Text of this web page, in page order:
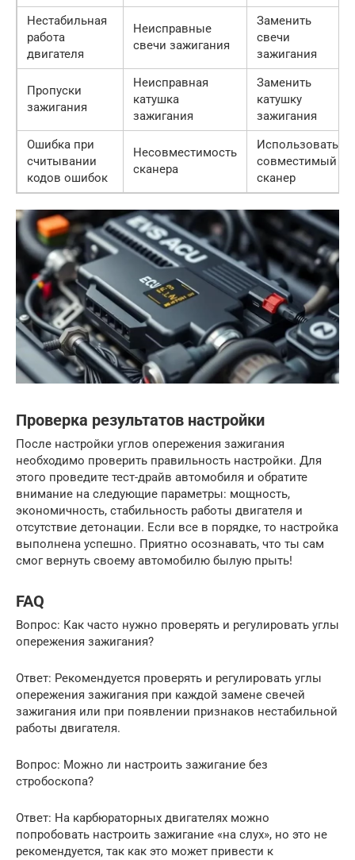
Нестабильная
работа
двигателя
Неисправные
свечи зажигания
Заменить
свечи
зажигания
Пропуски
зажигания
Неисправная
катушка
зажигания
Заменить
катушку
зажигания
Ошибка при
считывании
кодов ошибок
Несовместимость
сканера
Использовать
совместимый
сканер
Проверка результатов настройки
После настройки углов опережения зажигания
необходимо проверить правильность настройки. Для
этого проведите тест-драйв автомобиля и обратите
внимание на следующие параметры: мощность,
экономичность, стабильность работы двигателя и
отсутствие детонации. Если все в порядке, то настройка
выполнена успешно. Приятно осознавать, что ты сам
смог вернуть своему автомобилю былую прыть!
FAQ
Вопрос: Как часто нужно проверять и регулировать углы
опережения зажигания?
Ответ: Рекомендуется проверять и регулировать углы
опережения зажигания при каждой замене свечей
зажигания или при появлении признаков нестабильной
работы двигателя.
Вопрос: Можно ли настроить зажигание без
стробоскопа?
Ответ: На карбюраторных двигателях можно
попробовать настроить зажигание «на слух», но это не
рекомендуется, так как это может привести к